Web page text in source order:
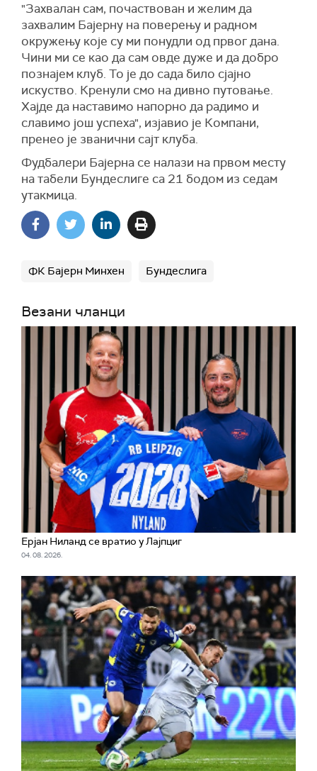
"Захвалан сам, почаствован и желим да
захвалим Бајерну на поверењу и радном
окружењу које су ми понудли од првог дана.
Чини ми се као да сам овде дуже и да добро
познајем клуб. То је до сада било сјајно
искуство. Кренули смо на дивно путовање.
Хајде да наставимо напорно да радимо и
славимо још успеха", изјавио је Компани,
пренео је званични сајт клуба.
Фудбалери Бајерна се налази на првом месту
на табели Бундеслиге са 21 бодом из седам
утакмица.
ФК Бајерн Минхен Бундеслига
Везани чланци
Ерјан Ниланд се вратио у Лајпциг
04. 08. 2026.